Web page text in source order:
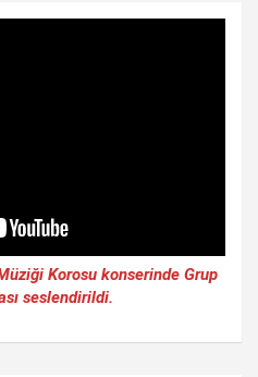
Korosu konserinde Grup
seslendirildi.